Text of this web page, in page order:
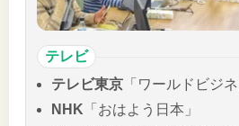
テレビ
テレビ東京 「ワールドビジ
NHK 「おはよう日本」